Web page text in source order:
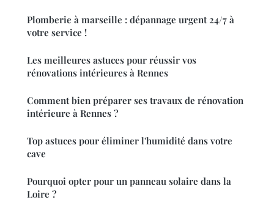
Plomberie à marseille : dépannage urgent 24/7 à
votre service !
Les meilleures astuces pour réussir vos
rénovations intérieures à Rennes
Comment bien préparer ses travaux de rénovation
intérieure à Rennes ?
Top astuces pour éliminer l'humidité dans votre
cave
Pourquoi opter pour un panneau solaire dans la
Loire ?